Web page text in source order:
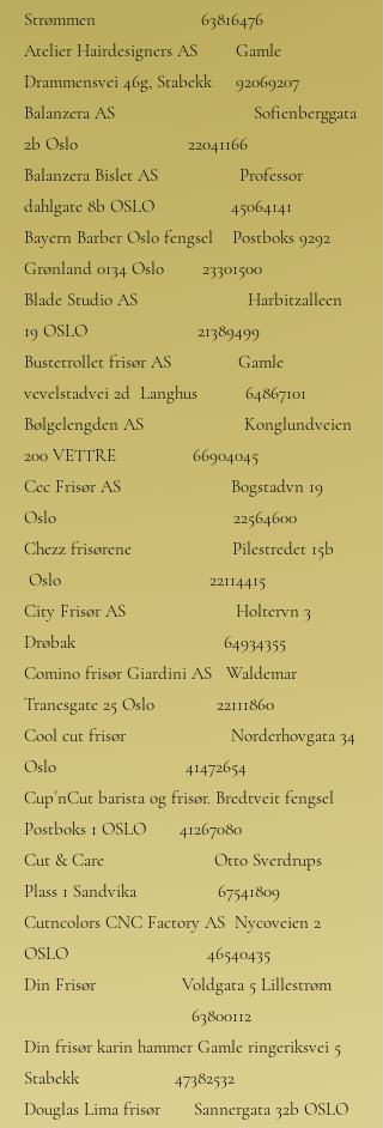
Strømmen 63816476
Atelier Hairdesigners AS Gamle
Drammensvei 46g, Stabekk 92069207
Balanzera AS Sofienberggata
2b Oslo 22041166
Balanzera Bislet AS Professor
dahlgate 8b OSLO 45064141
Bayern Barber Oslo fengsel Postboks 9292
Grønland 0134 Oslo 23301500
Blade Studio AS Harbitzalleen
19 OSLO 21389499
Bustetrollet frisør AS Gamle
vevelstadvei 2d Langhus 64867101
Bølgelengden AS Konglundveien
200 VETTRE 66904045
Cec Frisør AS Bogstadvn 19
Oslo 22564600
Chezz frisørene Pilestredet 15b
Oslo 22114415
City Frisør AS Holtervn 3
Drøbak 64934355
Comino frisør Giardini AS Waldemar
Tranesgate 25 Oslo 22111860
Cool cut frisør Norderhovgata 34
Oslo 41472654
Cup´nCut barista og frisør. Bredtveit fengsel
Postboks 1 OSLO 41267080
Cut & Care Otto Sverdrups
Plass 1 Sandvika 67541809
Cutncolors CNC Factory AS Nycoveien 2
OSLO 46540435
Din Frisør Voldgata 5 Lillestrøm
63800112
Din frisør karin hammer Gamle ringeriksvei 5
Stabekk 47382532
Douglas Lima frisør Sannergata 32b OSLO